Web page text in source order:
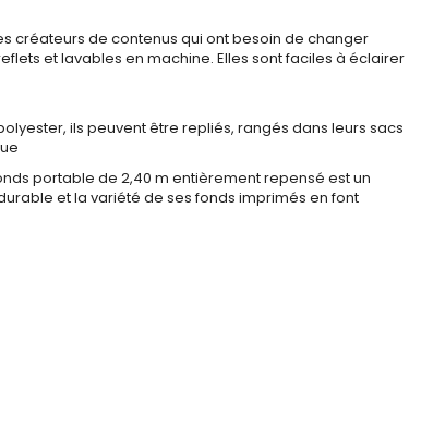
créateurs de contenus qui ont besoin de changer
et lavables en machine. Elles sont faciles à éclairer
ils peuvent être repliés, rangés dans leurs sacs
portable de 2,40 m entièrement repensé est un
et la variété de ses fonds imprimés en font